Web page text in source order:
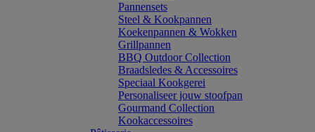
Pannensets
Steel & Kookpannen
Koekenpannen & Wokken
Grillpannen
BBQ Outdoor Collection
Braadsledes & Accessoires
Speciaal Kookgerei
Personaliseer jouw stoofpan
Gourmand Collection
Kookaccessoires